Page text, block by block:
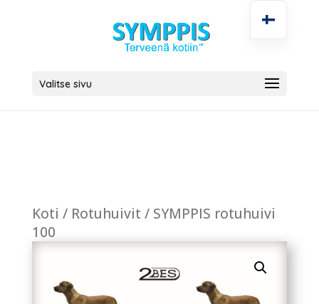
Valitse sivu
Koti / Rotuhuivit / SYMPPIS rotuhuivi
100